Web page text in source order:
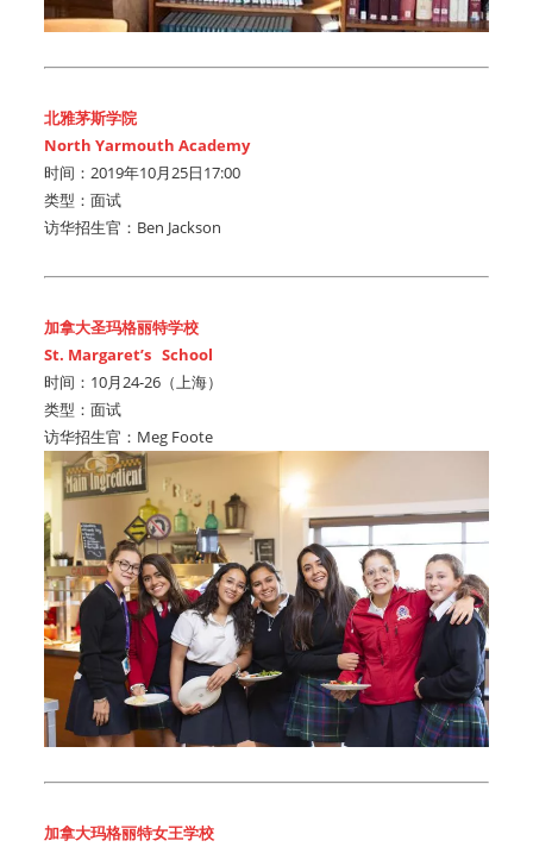
北雅茅斯学院
North Yarmouth Academy
时间：2019年10月25日17:00
类型：面试
访华招生官：Ben Jackson
加拿大圣玛格丽特学校
St. Margaret’s School
时间：10月24-26（上海）
类型：面试
访华招生官：Meg Foote
加拿大玛格丽特女王学校